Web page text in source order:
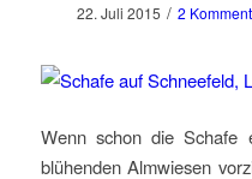
22. Juli 2015 / 2
Wenn schon die Schafe
blühenden Almwiesen